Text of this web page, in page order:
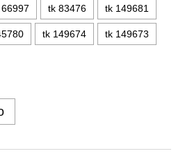
tk 83476 tk 149681
tk 149674 tk 149673